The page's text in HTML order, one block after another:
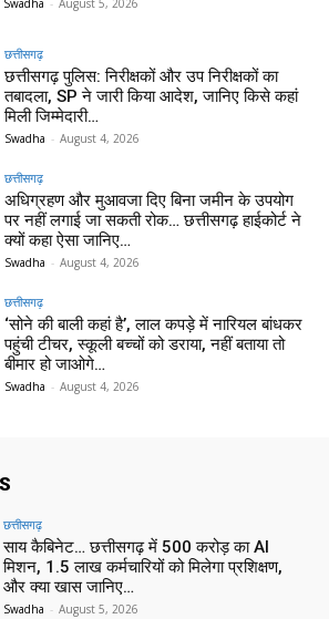
Swadha - August 5, 2026
छत्तीसगढ़
छत्तीसगढ़ पुलिस: निरीक्षकों और उप निरीक्षकों का
तबादला, SP ने जारी किया आदेश, जानिए किसे कहां
मिली जिम्मेदारी…
Swadha - August 4, 2026
छत्तीसगढ़
अधिग्रहण और मुआवजा दिए बिना जमीन के उपयोग
पर नहीं लगाई जा सकती रोक… छत्तीसगढ़ हाईकोर्ट ने
क्यों कहा ऐसा जानिए…
Swadha - August 4, 2026
छत्तीसगढ़
‘सोने की बाली कहां है’, लाल कपड़े में नारियल बांधकर
पहुंची टीचर, स्कूली बच्चों को डराया, नहीं बताया तो
बीमार हो जाओगे…
Swadha - August 4, 2026
छत्तीसगढ़
साय कैबिनेट… छत्तीसगढ़ में 500 करोड़ का AI
मिशन, 1.5 लाख कर्मचारियों को मिलेगा प्रशिक्षण,
और क्या खास जानिए…
Swadha - August 5, 2026